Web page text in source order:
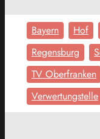
Bayern Hof
Regensburg
TV Oberfranken
Verwertungstelle